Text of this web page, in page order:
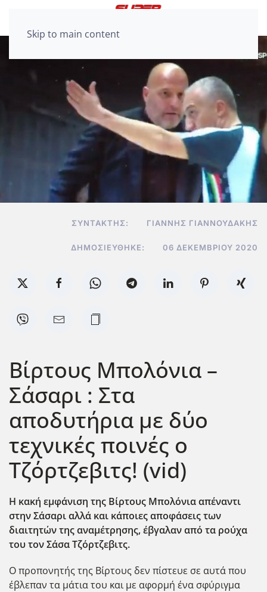
Skip to main content
ΣΥΝΤΆΚΤΗΣ: ΓΙΆΝΝΗΣ ΓΙΑΝΝΟΥΔΆΚΗΣ
ΔΗΜΟΣΙΕΎΘΗΚΕ: 06 ΔΕΚΕΜΒΡΊΟΥ 2020
Βίρτους Μπολόνια –
Σάσαρι : Στα
αποδυτήρια με δύο
τεχνικές ποινές ο
Τζόρτζεβιτς! (vid)
Η κακή εμφάνιση της Βίρτους Μπολόνια απέναντι
στην Σάσαρι αλλά και κάποιες αποφάσεις των
διαιτητών της αναμέτρησης, έβγαλαν από τα ρούχα
του τον Σάσα Τζόρτζεβιτς.
Ο προπονητής της Βίρτους δεν πίστευε σε αυτά που
έβλεπαν τα μάτια του και με αφορμή ένα σφύριγμα